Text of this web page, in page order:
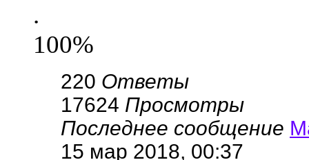
.
100%
220 Ответы
17624 Просмотры
Последнее сообщение
15 мар 2018, 00:37